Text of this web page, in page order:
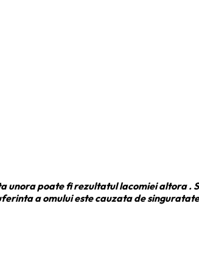
poate fi rezultatul lacomiei altora
a omului este cauzata de